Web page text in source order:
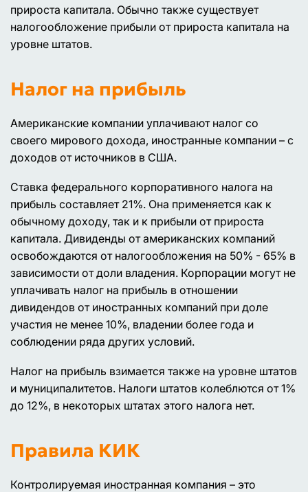
прироста капитала. Обычно также существует
налогообложение прибыли от прироста капитала на
уровне штатов.
Налог на прибыль
Американские компании уплачивают налог со
своего мирового дохода, иностранные компании – с
доходов от источников в США.
Ставка федерального корпоративного налога на
прибыль составляет 21%. Она применяется как к
обычному доходу, так и к прибыли от прироста
капитала. Дивиденды от американских компаний
освобождаются от налогообложения на 50% - 65% в
зависимости от доли владения. Корпорации могут не
уплачивать налог на прибыль в отношении
дивидендов от иностранных компаний при доле
участия не менее 10%, владении более года и
соблюдении ряда других условий.
Налог на прибыль взимается также на уровне штатов
и муниципалитетов. Налоги штатов колеблются от 1%
до 12%, в некоторых штатах этого налога нет.
Правила КИК
Контролируемая иностранная компания – это